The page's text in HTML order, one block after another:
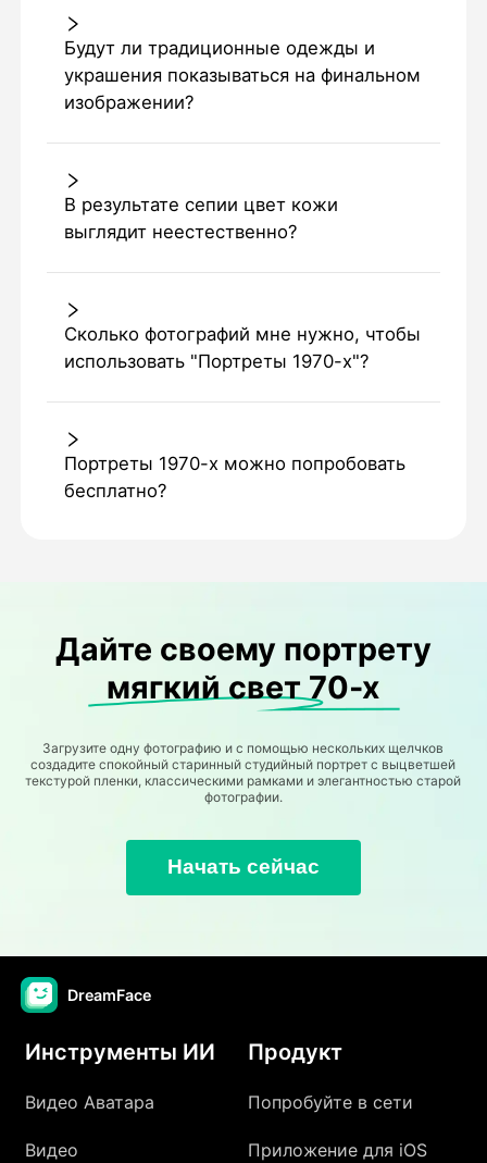
Будут ли традиционные одежды и
украшения показываться на финальном
изображении?
В результате сепии цвет кожи
выглядит неестественно?
Сколько фотографий мне нужно, чтобы
использовать "Портреты 1970-х"?
Портреты 1970-х можно попробовать
бесплатно?
Дайте своему портрету
мягкий свет 70-х
Загрузите одну фотографию и с помощью нескольких щелчков
создадите спокойный старинный студийный портрет с выцветшей
текстурой пленки, классическими рамками и элегантностью старой
фотографии.
Начать сейчас
DreamFace
Инструменты ИИ
Видео Аватара
Видео
Продукт
Попробуйте в сети
Приложение для iOS